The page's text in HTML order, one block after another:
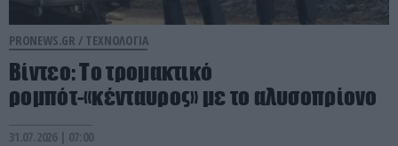
PRONEWS.GR / ΤΕΧΝΟΛΟΓΙΑ
Βίντεο: Το τρομακτικό
ρομπότ-«κένταυρος» με το αλυσοπρίονο
31.07.2026 | 07:00